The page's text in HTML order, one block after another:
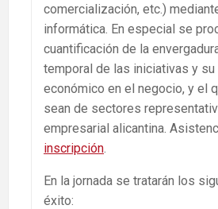
comercialización, etc.)
informática. En especial se
cuantificación de la
temporal de las iniciativas y su
económico en el negocio, y el
sean de sectores
empresarial alicantina.
inscripción.
En la jornada se tratarán los
éxito: